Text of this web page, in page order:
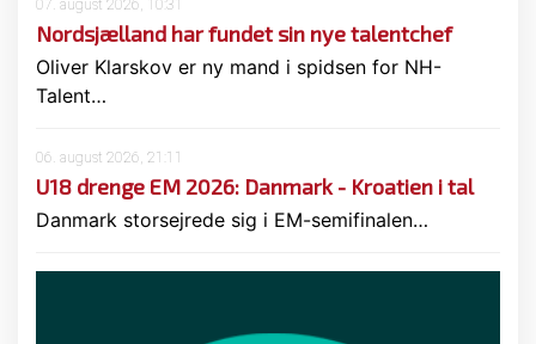
07. august 2026, 10:31
Nordsjælland har fundet sin nye talentchef
Oliver Klarskov er ny mand i spidsen for NH-
Talent…
06. august 2026, 21:11
U18 drenge EM 2026: Danmark - Kroatien i tal
Danmark storsejrede sig i EM-semifinalen…